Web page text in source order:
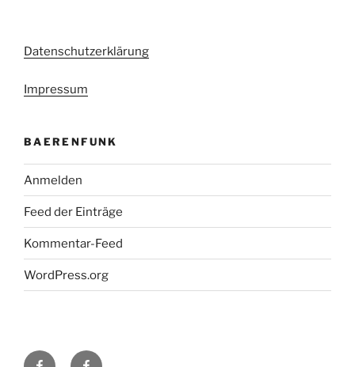
Datenschutzerklärung
Impressum
BAERENFUNK
Anmelden
Feed der Einträge
Kommentar-Feed
WordPress.org
H48 Facebook-